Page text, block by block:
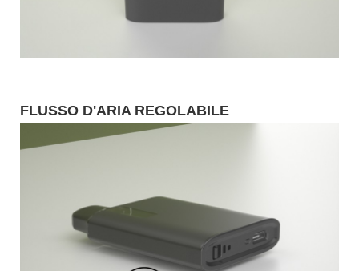
FLUSSO D'ARIA REGOLABILE